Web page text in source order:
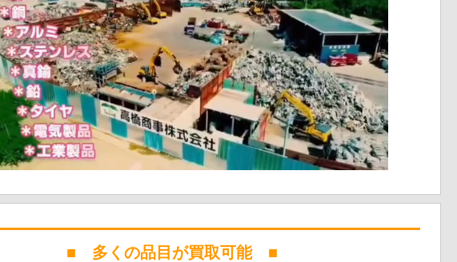
■ 多くの品目が買取可能 ■